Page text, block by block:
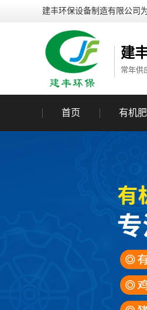
建丰环保设备制造有限公司
建
常年供
首页 有机